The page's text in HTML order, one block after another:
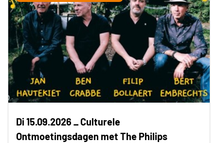
Di 15.09.2026 _ Culturele
Ontmoetingsdagen met The Philips